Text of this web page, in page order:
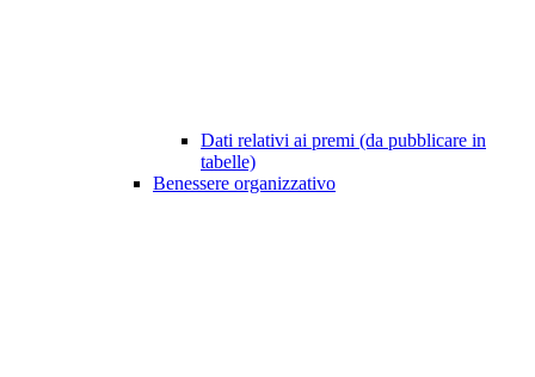
Dati relativi ai premi (da pubblicare in
tabelle)
Benessere organizzativo